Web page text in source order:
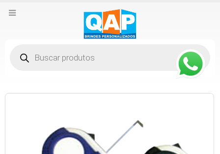
produtos